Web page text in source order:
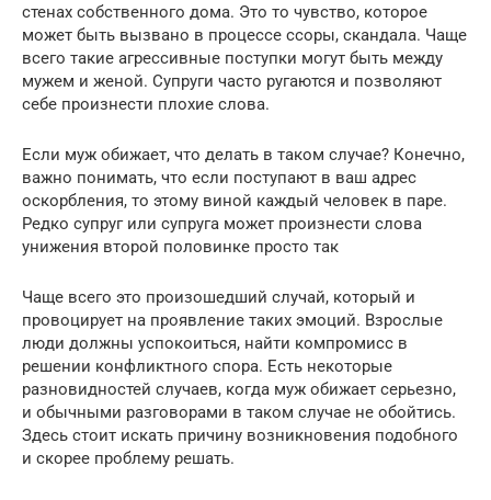
стенах собственного дома. Это то чувство, которое
может быть вызвано в процессе ссоры, скандала. Чаще
всего такие агрессивные поступки могут быть между
мужем и женой. Супруги часто ругаются и позволяют
себе произнести плохие слова.
Если муж обижает, что делать в таком случае? Конечно,
важно понимать, что если поступают в ваш адрес
оскорбления, то этому виной каждый человек в паре.
Редко супруг или супруга может произнести слова
унижения второй половинке просто так
Чаще всего это произошедший случай, который и
провоцирует на проявление таких эмоций. Взрослые
люди должны успокоиться, найти компромисс в
решении конфликтного спора. Есть некоторые
разновидностей случаев, когда муж обижает серьезно,
и обычными разговорами в таком случае не обойтись.
Здесь стоит искать причину возникновения подобного
и скорее проблему решать.